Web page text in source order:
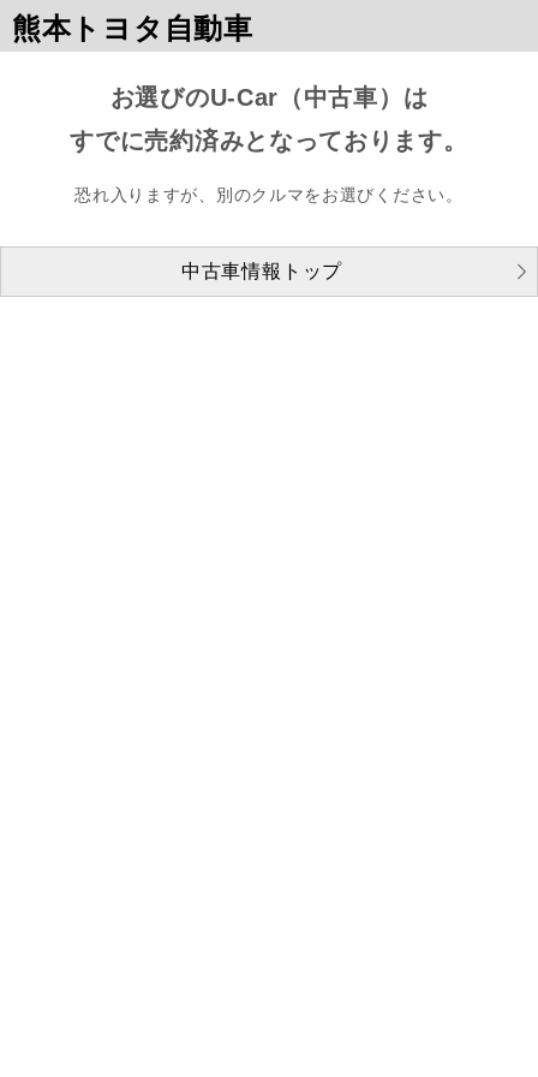
熊本トヨタ自動車
お選びのU-Car（中古車）は
すでに売約済みとなっております。
恐れ入りますが、別のクルマをお選びください。
中古車情報トップ